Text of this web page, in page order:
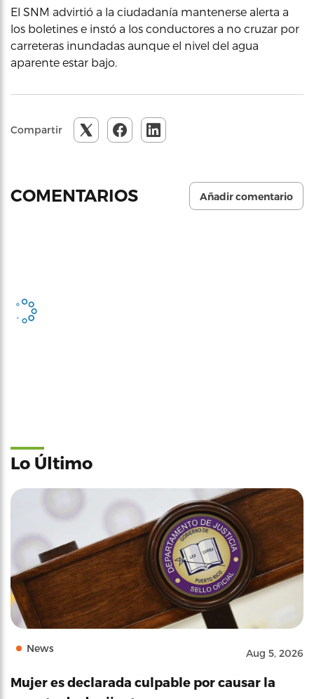
El SNM advirtió a la ciudadanía mantenerse alerta a
los boletines e instó a los conductores a no cruzar por
carreteras inundadas aunque el nivel del agua
aparente estar bajo.
Compartir
COMENTARIOS Añadir comentario
Lo Último
News Aug 5, 2026
Mujer es declarada culpable por causar la